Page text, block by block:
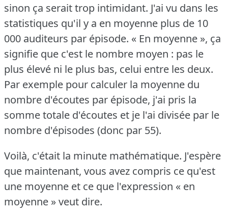
sinon ça serait trop intimidant. J'ai vu dans les
statistiques qu'il y a en moyenne plus de 10
000 auditeurs par épisode. « En moyenne », ça
signifie que c'est le nombre moyen : pas le
plus élevé ni le plus bas, celui entre les deux.
Par exemple pour calculer la moyenne du
nombre d'écoutes par épisode, j'ai pris la
somme totale d'écoutes et je l'ai divisée par le
nombre d'épisodes (donc par 55).
Voilà, c'était la minute mathématique. J'espère
que maintenant, vous avez compris ce qu'est
une moyenne et ce que l'expression « en
moyenne » veut dire.